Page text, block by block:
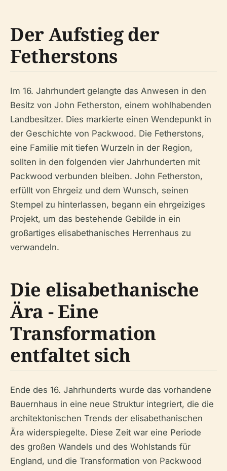
Der Aufstieg der
Fetherstons
Im 16. Jahrhundert gelangte das Anwesen in den
Besitz von John Fetherston, einem wohlhabenden
Landbesitzer. Dies markierte einen Wendepunkt in
der Geschichte von Packwood. Die Fetherstons,
eine Familie mit tiefen Wurzeln in der Region,
sollten in den folgenden vier Jahrhunderten mit
Packwood verbunden bleiben. John Fetherston,
erfüllt von Ehrgeiz und dem Wunsch, seinen
Stempel zu hinterlassen, begann ein ehrgeiziges
Projekt, um das bestehende Gebilde in ein
großartiges elisabethanisches Herrenhaus zu
verwandeln.
Die elisabethanische
Ära - Eine
Transformation
entfaltet sich
Ende des 16. Jahrhunderts wurde das vorhandene
Bauernhaus in eine neue Struktur integriert, die die
architektonischen Trends der elisabethanischen
Ära widerspiegelte. Diese Zeit war eine Periode
des großen Wandels und des Wohlstands für
England, und die Transformation von Packwood